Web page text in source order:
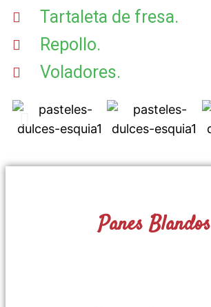
Tartaleta de fresa.
Repollo.
Voladores.
Panes Blandos